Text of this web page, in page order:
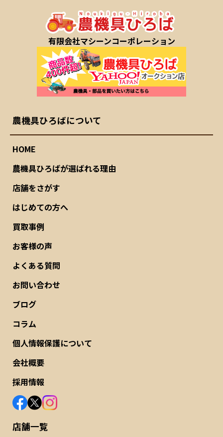
有限会社マシーンコーポレーション
農機具ひろばについて
HOME
農機具ひろばが選ばれる理由
店舗をさがす
はじめての方へ
買取事例
お客様の声
よくある質問
お問い合わせ
ブログ
コラム
個人情報保護について
会社概要
採用情報
店舗一覧